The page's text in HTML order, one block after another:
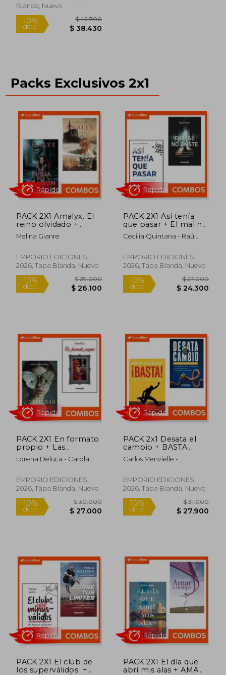
10%
dcto.
REGALO !!
Blanda, Nuevo
dcto. $ 38.430
Rápido
Packs Exclusivos 2x1
PACK 2X1 Amalyx. El
reino olvidado +
AMALYX, LA FURIA
DEL DRAGÓN
Melina Gianre
EMPORIO EDICIONES,
2026, Tapa Blanda, Nuevo
Rápido
PACK 2X1 Así tenía
que pasar + El mal no
existe
Cecilia Quintana - Raúl
EMPORIO EDICIONES,
2026, Tapa Blanda, Nuevo
Rápido
PACK 2X1 En formato
propio + Las
efímeras.
Lorena Deluca - Carola
EMPORIO EDICIONES,
2026, Tapa Blanda, Nuevo
PACK 2x1 Desata el
cambio + BASTA
EXISTEN
POSIBILIDADES.
Carlos Menvielle -
EMPORIO EDICIONES,
2026, Tapa Blanda, Nuevo
PACK 2X1 El club de
los superválidos +
PACK 2X1 El día que
abrí mis alas + AMAR